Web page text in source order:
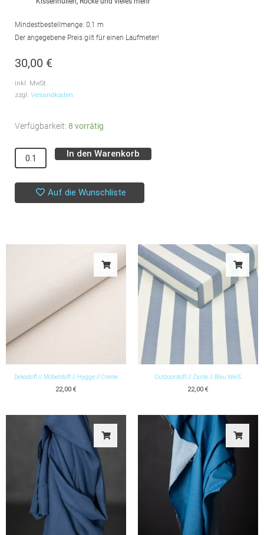
Mindestbestellmenge: 0,1 m
Der angegebene Preis gilt für einen Laufmeter!
30,00 €
inkl. MwSt.
zzgl. Versandkosten
Verfügbarkeit: 8 vorrätig
Dekostoff
Möbelstoff
//
Charles
In den Warenkorb
Auf die Wunschliste
Dekostoff // Möbelstoff // Hygge // Creme
22,00 €
Outdoorstoff // Zante // Blau Weiß
22,00 €